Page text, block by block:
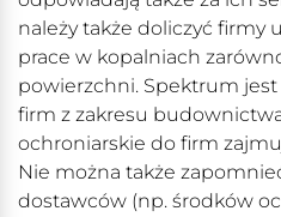
należy także doliczyć firmy
prace w kopalniach
powierzchni. Spektrum jest
firm z zakresu
ochroniarskie do firm
Nie można także
dostawców (np. środków